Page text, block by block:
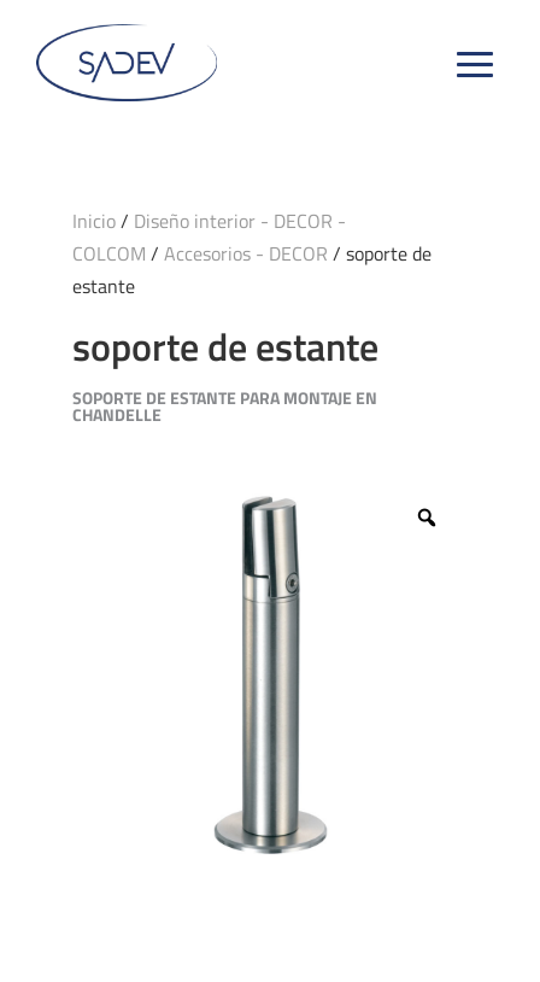
Inicio/ Diseño interior - DECOR -
COLCOM / Accesorios - DECOR / soporte de
estante
soporte de estante
SOPORTE DE ESTANTE PARA MONTAJE EN
CHANDELLE